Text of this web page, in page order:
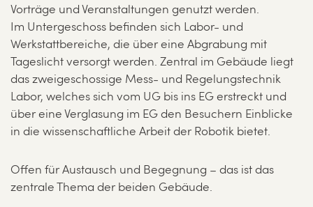
Vorträge und Veranstaltungen genutzt werden.
Im Untergeschoss befinden sich Labor- und
Werkstattbereiche, die über eine Abgrabung mit
Tageslicht versorgt werden. Zentral im Gebäude liegt
das zweigeschossige Mess- und Regelungstechnik
Labor, welches sich vom UG bis ins EG erstreckt und
über eine Verglasung im EG den Besuchern Einblicke
in die wissenschaftliche Arbeit der Robotik bietet.
Offen für Austausch und Begegnung – das ist das
zentrale Thema der beiden Gebäude.